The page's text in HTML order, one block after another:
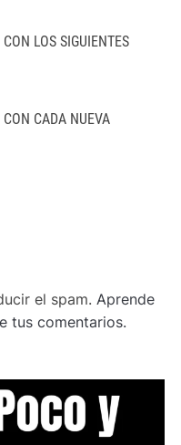
LOS SIGUIENTES
CADA NUEVA
el spam. Aprende
tus comentarios.